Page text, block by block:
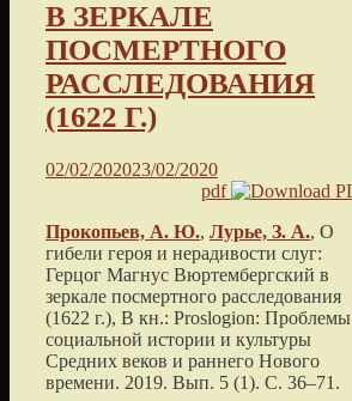
В ЗЕРКАЛЕ
ПОСМЕРТНОГО
РАССЛЕДОВАНИЯ
(1622 Г.)
02/02/202023/02/2020
pdf
Прокопьев, А. Ю., Лурье, З. А., О
гибели героя и нерадивости слуг:
Герцог Магнус Вюртембергский в
зеркале посмертного расследования
(1622 г.), В кн.: Proslogion: Проблемы
социальной истории и культуры
Средних веков и раннего Нового
времени. 2019. Вып. 5 (1). С. 36–71 .